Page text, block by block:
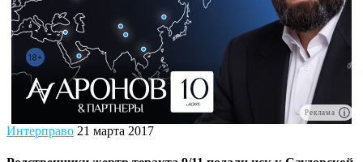
Реклама
Интерправо 21 марта 2017